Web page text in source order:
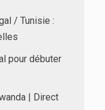
/ Tunisie :
pour débuter
| Direct